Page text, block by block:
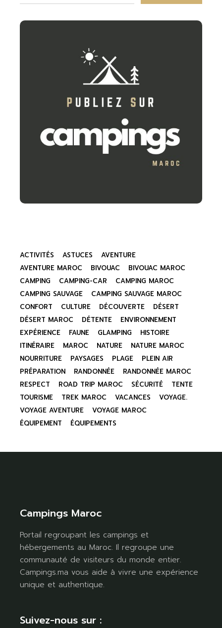
ACTIVITÉS ASTUCES
AVENTURE
AVENTURE MAROC
BIVOUAC
BIVOUAC MAROC
CAMPING
CAMPING-CAR
CAMPING MAROC
CAMPING SAUVAGE
CAMPING SAUVAGE MAROC
CONFORT
CULTURE DÉCOUVERTE
DÉSERT
DÉSERT MAROC
DÉTENTE
ENVIRONNEMENT
EXPÉRIENCE
FAUNE GLAMPING
HISTOIRE
ITINÉRAIRE
MAROC NATURE
NATURE MAROC
NOURRITURE
PAYSAGES PLAGE
PLEIN AIR
PRÉPARATION
RANDONNÉE
RANDONNÉE MAROC
RESPECT
ROAD TRIP MAROC SÉCURITÉ
TENTE
TOURISME
TREK MAROC VACANCES
VOYAGE.
VOYAGE AVENTURE
VOYAGE MAROC
ÉQUIPEMENT
ÉQUIPEMENTS
Campings Maroc
Portail regroupant les campings et
hébergements au Maroc. Il regroupe une
communauté de visiteurs du monde entier.
Campings.ma vous aide à vivre une expérience
unique et authentique.
Suivez-nous sur :